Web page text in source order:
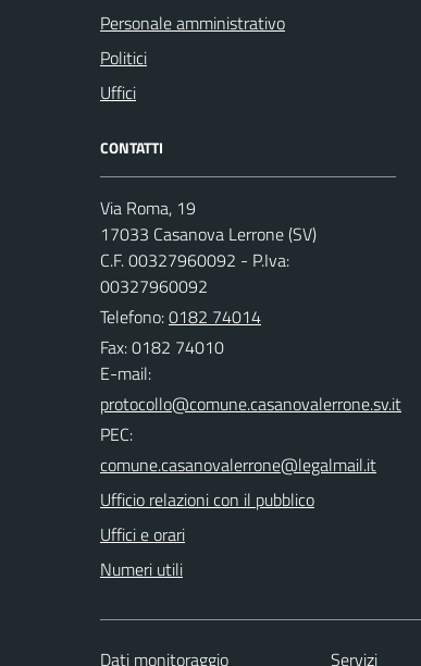
Personale amministrativo
Politici
Uffici
CONTATTI
Via Roma, 19
17033 Casanova Lerrone (SV)
C.F. 00327960092 - P.Iva:
00327960092
Telefono:0182 74014
Fax: 0182 74010
E-mail:
PEC:
Ufficio relazioni con il pubblico
Uffici e orari
Numeri utili
Dati monitoraggio Servizi